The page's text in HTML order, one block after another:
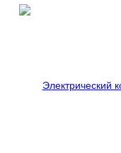
В избранное